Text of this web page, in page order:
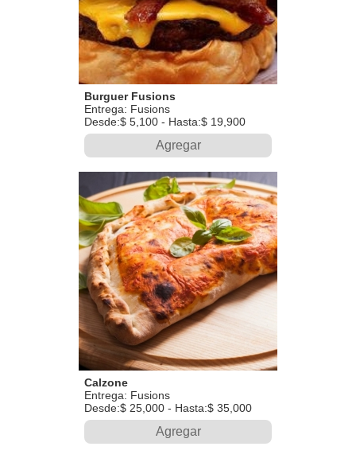
Burguer Fusions
Entrega: Fusions
Desde:$ 5,100 - Hasta:$ 19,900
Agregar
Calzone
Entrega: Fusions
Desde:$ 25,000 - Hasta:$ 35,000
Agregar